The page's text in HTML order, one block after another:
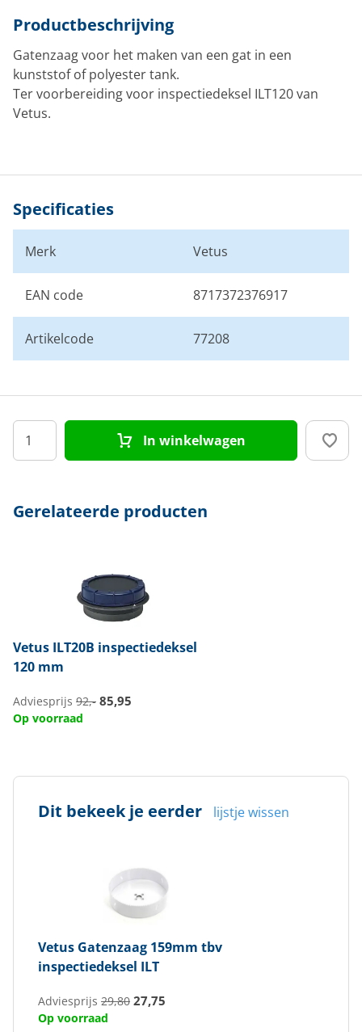
Productbeschrijving
Gatenzaag voor het maken van een gat in een
kunststof of polyester tank.
Ter voorbereiding voor inspectiedeksel ILT120 van
Vetus.
Specificaties
Merk Vetus
EAN code 8717372376917
Artikelcode 77208
In winkelwagen
Gerelateerde producten
Vetus ILT20B inspectiedeksel
120 mm
Adviesprijs 92,- 85,95
Op voorraad
Dit bekeek je eerder lijstje wissen
Vetus Gatenzaag 159mm tbv
inspectiedeksel ILT
Adviesprijs 29,80 27,75
Op voorraad